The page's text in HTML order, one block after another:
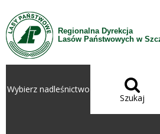
Przejdź do treści
Regionalna Dyrekcja
Lasów Państwowych w
Wybierz nadleśnictwo 
Szukaj